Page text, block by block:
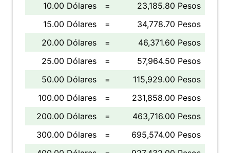
10.00 Dólares
=
23,185.80 Pesos
15.00 Dólares
=
34,778.70 Pesos
20.00 Dólares
=
46,371.60 Pesos
25.00 Dólares
=
57,964.50 Pesos
50.00 Dólares
=
115,929.00 Pesos
100.00 Dólares
=
231,858.00 Pesos
200.00 Dólares
=
463,716.00 Pesos
300.00 Dólares
=
695,574.00 Pesos